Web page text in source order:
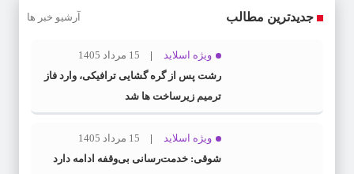
جدیدترین مطالب آرشیو خبر ها
ویژه اسلاید
15 مرداد 1405
رشت پس از گره گشایی ترافیکی، وارد فاز
ترمیم زیرساخت ها شد
ویژه اسلاید
15 مرداد 1405
شوقی: خدمت‌رسانی بی‌وقفه ادامه دارد